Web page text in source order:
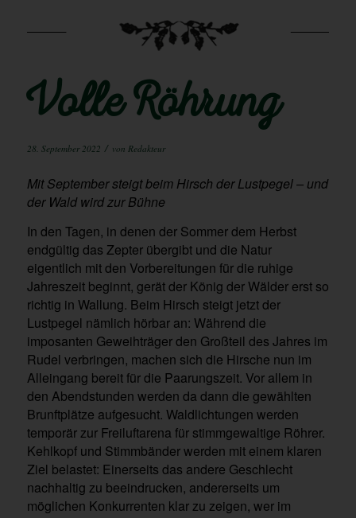
Volle Röhrung
28. September 2022 / von Redakteur
Mit September steigt beim Hirsch der Lustpegel – und
der Wald wird zur Bühne
In den Tagen, in denen der Sommer dem Herbst
endgültig das Zepter übergibt und die Natur
eigentlich mit den Vorbereitungen für die ruhige
Jahreszeit beginnt, gerät der König der Wälder erst so
richtig in Wallung. Beim Hirsch steigt jetzt der
Lustpegel nämlich hörbar an: Während die
imposanten Geweihträger den Großteil des Jahres im
Rudel verbringen, machen sich die Hirsche nun im
Alleingang bereit für die Paarungszeit. Vor allem in
den Abendstunden werden da dann die gewählten
Brunftplätze aufgesucht. Waldlichtungen werden
temporär zur Freiluftarena für stimmgewaltige Röhrer.
Kehlkopf und Stimmbänder werden mit einem klaren
Ziel belastet: Einerseits das andere Geschlecht
nachhaltig zu beeindrucken, andererseits um
möglichen Konkurrenten klar zu zeigen, wer im